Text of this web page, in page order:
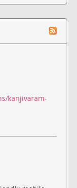
kanjivaram-